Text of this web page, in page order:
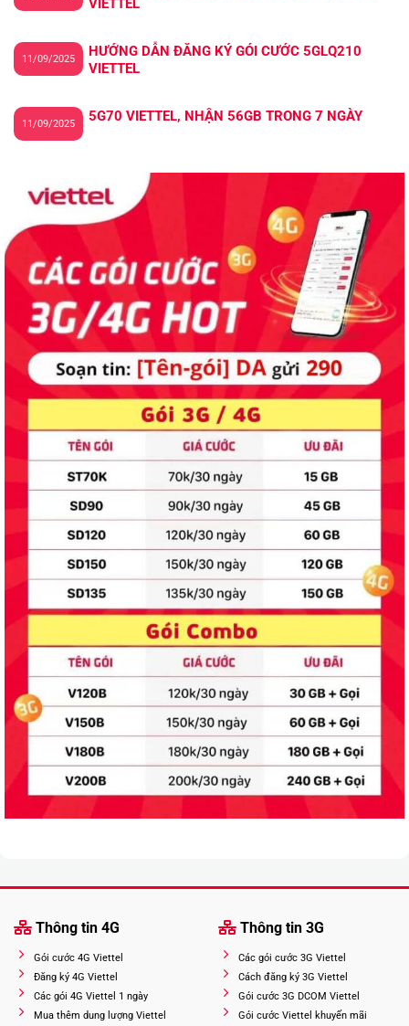
HƯỚNG DẪN ĐĂNG KÝ GÓI CƯỚC 5GLQ210
VIETTEL
11/09/2025
5G70 VIETTEL, NHẬN 56GB TRONG 7 NGÀY
11/09/2025
Thông tin 4G
Gói cước 4G Viettel
Đăng ký 4G Viettel
Các gói 4G Viettel 1 ngày
Mua thêm dung lượng Viettel
Thông tin 3G
Các gói cước 3G Viettel
Cách đăng ký 3G Viettel
Gói cước 3G DCOM Viettel
Gói cước Viettel khuyến mãi